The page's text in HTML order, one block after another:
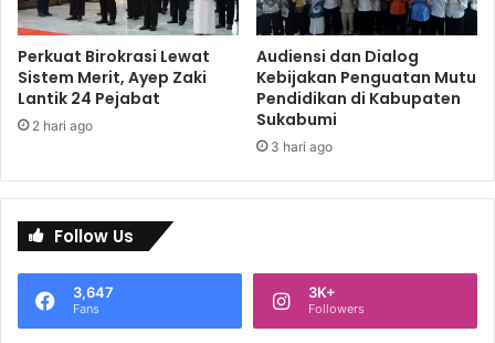
Perkuat Birokrasi Lewat
Sistem Merit, Ayep Zaki
Lantik 24 Pejabat
2 hari ago
Audiensi dan Dialog
Kebijakan Penguatan Mutu
Pendidikan di Kabupaten
Sukabumi
3 hari ago
Follow Us
3,647
Fans
3K+
Followers